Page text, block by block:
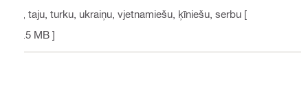
u, taju, turku, ukraiņu, vjetnamiešu, ķīniešu, serbu [
1.5 MB ]